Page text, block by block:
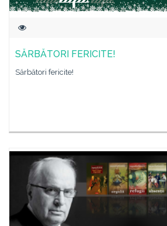
SĂRBĂTORI FERICITE!
Sărbători fericite!